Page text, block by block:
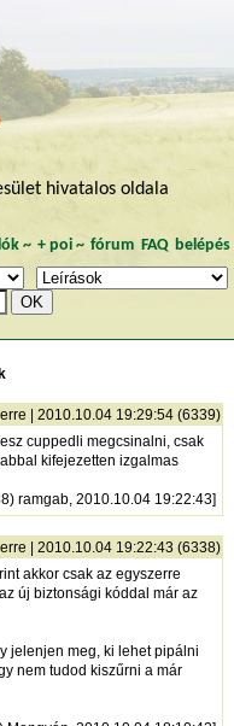
hivatalos oldala
~ + poi~ fórum FAQ belépés
| 2010.10.04 19:29:54 (6339)
cuppedli megcsinalni, csak
kifejezetten izgalmas
ramgab, 2010.10.04 19:22:43]
| 2010.10.04 19:22:43 (6338)
akkor csak az egyszerre
új biztonsági kóddal már az
jelenjen meg, ki lehet pipálni
nem tudod kiszűrni a már